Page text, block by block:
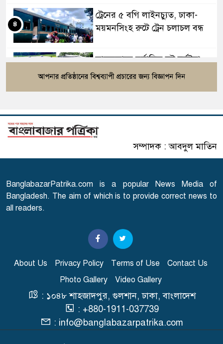
ট্রেনের ৫ বগি লাইনচ্যুত, ঢাকা-
ময়মনসিংহ রুটে ট্রেন চলাচল বন্ধ
৪
সাতসকালে মর্মান্তিক দুই দুর্ঘটনা,
ঝরে গেল ১৫ প্রাণ
জেসিন
৬
রাষ্ট্রপতি নির্বাচনের ভোটার তালিকা
প্রকাশ
৭
এবার আসামি হচ্ছেন মাকসুদ
৮
তনু হত্যা মামলায় সাবেক
সেনাসদস্য হাফিজুরকে
আত্মসমর্পণের নির্দেশ
র‍্যাব বিলুপ্ত করে আনা হচ্ছে নতুন
বাহিনী, খসড়া আইন প্রকাশ
সম্পাদক : আবদুল মাতিন
BanglabazarPatrika.com is a popular News Media of
Bangladesh. The aim of which is to provide correct news to
all readers.
About Us Privacy Policy Terms of Use
Contact Us
Photo Gallery
Video Gallery
: ১০৪৮ শাহজাদপুর, গুলশান, ঢাকা, বাংলাদেশ
: +880-1911-037739
: info@banglabazarpatrika.com